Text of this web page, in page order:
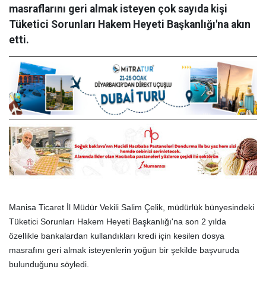
masraflarını geri almak isteyen çok sayıda kişi
Tüketici Sorunları Hakem Heyeti Başkanlığı'na akın
etti.
Manisa Ticaret İl Müdür Vekili Salim Çelik, müdürlük bünyesindeki
Tüketici Sorunları Hakem Heyeti Başkanlığı'na son 2 yılda
özellikle bankalardan kullandıkları kredi için kesilen dosya
masrafını geri almak isteyenlerin yoğun bir şekilde başvuruda
bulunduğunu söyledi.